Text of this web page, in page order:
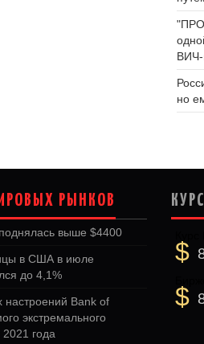
но
РЫНКОВ
выше $4400
в США в июле
до 4,1%
настроений Bank of
экстремального
2021 года
$
$